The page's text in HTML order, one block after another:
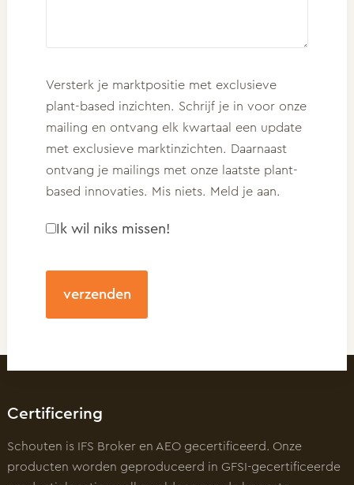
Versterk je marktpositie met exclusieve
plant-based inzichten. Schrijf je in voor onze
mailing en ontvang elk kwartaal een update
met exclusieve marktinzichten. Daarnaast
ontvang je mailings met onze laatste plant-
based innovaties. Mis niets. Meld je aan.
Ik wil niks missen!
Certificering
Schouten is IFS Broker en AEO gecertificeerd. Onze
producten worden geproduceerd in GFSI-gecertificeerde